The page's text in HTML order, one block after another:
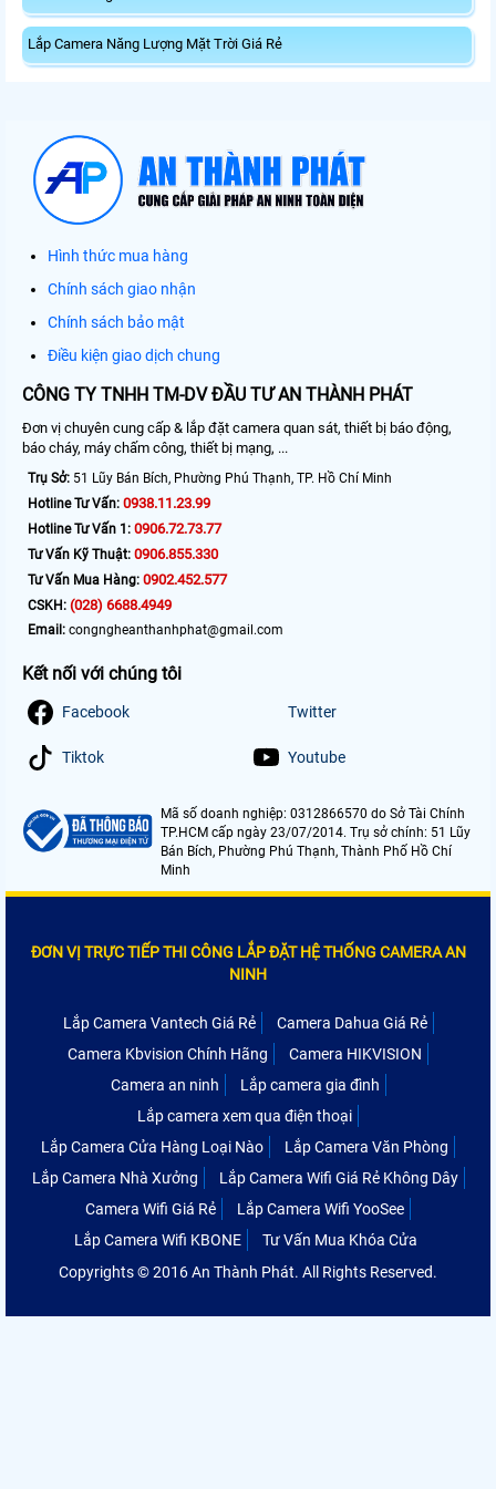
Lắp Camera Năng Lượng Mặt Trời Giá Rẻ
Hình thức mua hàng
Chính sách giao nhận
Chính sách bảo mật
Điều kiện giao dịch chung
CÔNG TY TNHH TM-DV ĐẦU TƯ AN THÀNH PHÁT
Đơn vị chuyên cung cấp & lắp đặt camera quan sát, thiết bị báo động,
báo cháy, máy chấm công, thiết bị mạng, ...
Trụ Sở: 51 Lũy Bán Bích, Phường Phú Thạnh, TP. Hồ Chí Minh
Hotline Tư Vấn: 0938.11.23.99
Hotline Tư Vấn 1: 0906.72.73.77
Tư Vấn Kỹ Thuật: 0906.855.330
Tư Vấn Mua Hàng: 0902.452.577
CSKH: (028) 6688.4949
Email: congngheanthanhphat@gmail.com
Kết nối với chúng tôi
Facebook Twitter
Tiktok Youtube
Mã số doanh nghiệp: 0312866570 do Sở Tài Chính
TP.HCM cấp ngày 23/07/2014. Trụ sở chính: 51 Lũy
Bán Bích, Phường Phú Thạnh, Thành Phố Hồ Chí
Minh
ĐƠN VỊ TRỰC TIẾP THI CÔNG LẮP ĐẶT HỆ THỐNG CAMERA AN
NINH
Lắp Camera Vantech Giá Rẻ
Camera Dahua Giá Rẻ
Camera Kbvision Chính Hãng
Camera HIKVISION
Camera an ninh
Lắp camera gia đình
Lắp camera xem qua điện thoại
Lắp Camera Cửa Hàng Loại Nào
Lắp Camera Văn Phòng
Lắp Camera Nhà Xưởng
Lắp Camera Wifi Giá Rẻ Không Dây
Camera Wifi Giá Rẻ
Lắp Camera Wifi YooSee
Lắp Camera Wifi KBONE
Tư Vấn Mua Khóa Cửa
Copyrights © 2016 An Thành Phát. All Rights Reserved.